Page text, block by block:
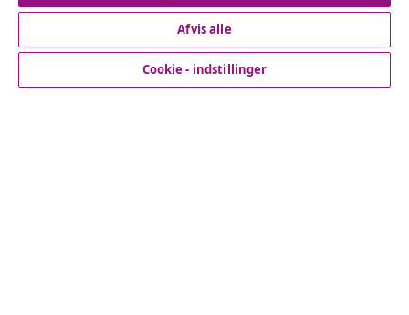
Kundeservice
Afvis alle
Cookie - indstillinger